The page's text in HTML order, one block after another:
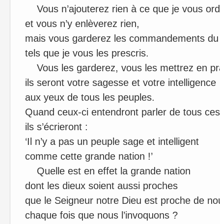
Vous n’ajouterez rien à ce que je vous
et vous n’y enlèverez rien,
mais vous garderez les commandements
tels que je vous les prescris.
Vous les garderez, vous les mettrez en
ils seront votre sagesse et votre intelligence
aux yeux de tous les peuples.
Quand ceux-ci entendront parler de tous
ils s’écrieront :
‘Il n’y a pas un peuple sage et intelligent
comme cette grande nation !’
Quelle est en effet la grande nation
dont les dieux soient aussi proches
que le Seigneur notre Dieu est proche de
chaque fois que nous l’invoquons ?